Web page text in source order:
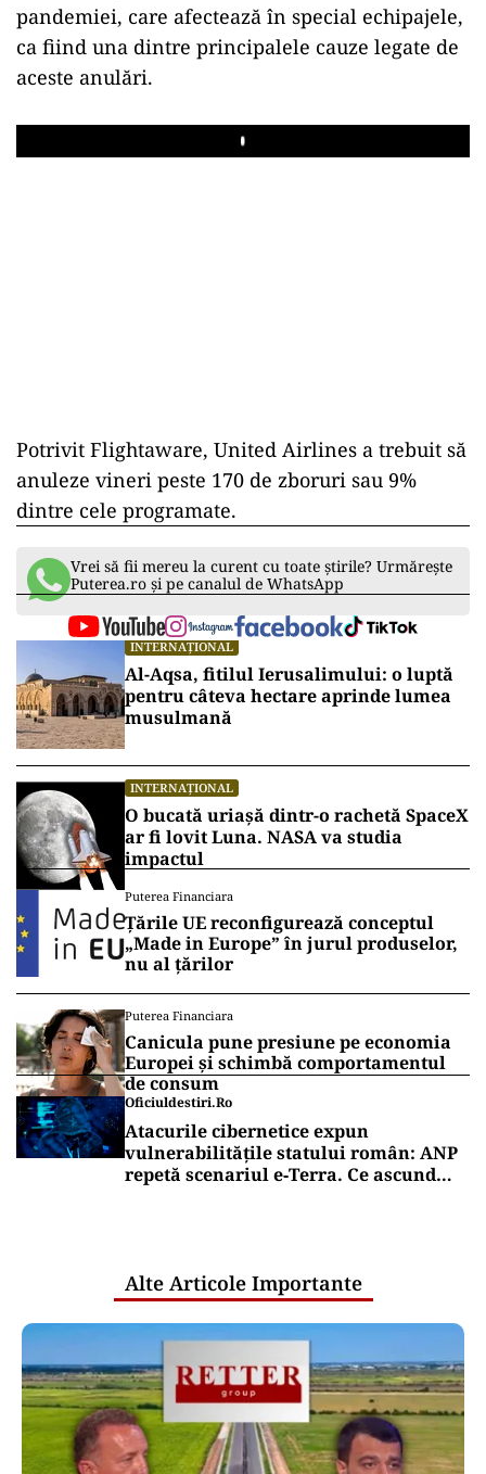
pandemiei, care afectează în special echipajele,
ca fiind una dintre principalele cauze legate de
aceste anulări.
Play
Potrivit Flightaware, United Airlines a trebuit să
anuleze vineri peste 170 de zboruri sau 9%
dintre cele programate.
Vrei să fii mereu la curent cu toate știrile? Urmărește
Puterea.ro și pe canalul de WhatsApp
INTERNAȚIONAL
Al-Aqsa, fitilul Ierusalimului: o luptă
pentru câteva hectare aprinde lumea
musulmană
INTERNAȚIONAL
O bucată uriașă dintr-o rachetă SpaceX
ar fi lovit Luna. NASA va studia
impactul
Puterea Financiara
Țările UE reconfigurează conceptul
„Made in Europe” în jurul produselor,
nu al țărilor
Puterea Financiara
Canicula pune presiune pe economia
Europei și schimbă comportamentul
de consum
Oficiuldestiri.ro
Atacurile cibernetice expun
vulnerabilitățile statului român: ANP
repetă scenariul e‑Terra. Ce ascund
Alte Articole Importante